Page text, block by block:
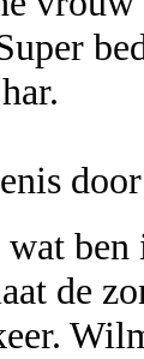
door
de